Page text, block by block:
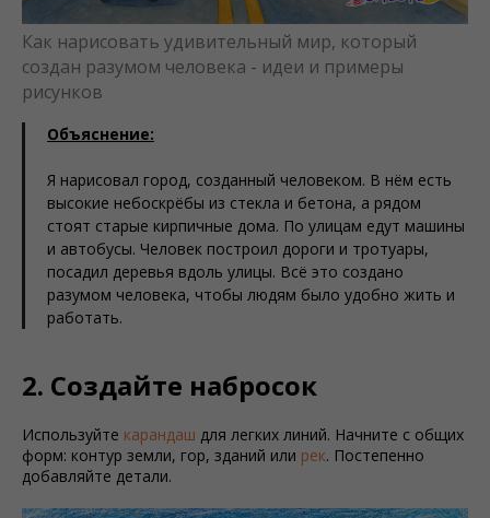
Как нарисовать удивительный мир, который
создан разумом человека - идеи и примеры
рисунков
Объяснение:
Я нарисовал город, созданный человеком. В нём есть
высокие небоскрёбы из стекла и бетона, а рядом
стоят старые кирпичные дома. По улицам едут машины
и автобусы. Человек построил дороги и тротуары,
посадил деревья вдоль улицы. Всё это создано
разумом человека, чтобы людям было удобно жить и
работать.
2. Создайте набросок
Используйте карандаш для легких линий. Начните с общих
форм: контур земли, гор, зданий или рек. Постепенно
добавляйте детали.